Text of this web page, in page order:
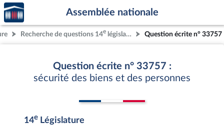
Aller au contenu
Aller en bas de la page
Accèder
à la
page
d'accueil
Assemblée nationale
Recherche de questions 14e législature Question écrite n° 33757
Question écrite n° 33757 :
sécurité des biens et des personnes
14e Législature